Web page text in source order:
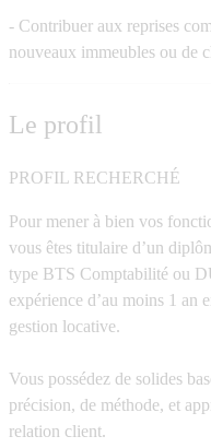
- Contribuer aux reprises
nouveaux immeubles ou de
Le profil
PROFIL RECHERCHÉ
Pour mener à bien vos
vous êtes titulaire d’un
type BTS Comptabilité ou
expérience d’au moins 1 an
gestion locative.
Vous possédez de solides
précision, de méthode, et
relation client.